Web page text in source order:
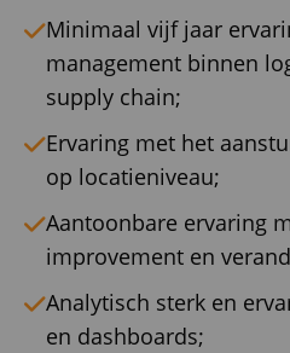
Minimaal vijf jaar
management binnen
supply chain;
Ervaring met het
op locatieniveau;
Aantoonbare ervaring
improvement en
Analytisch sterk en
en dashboards;